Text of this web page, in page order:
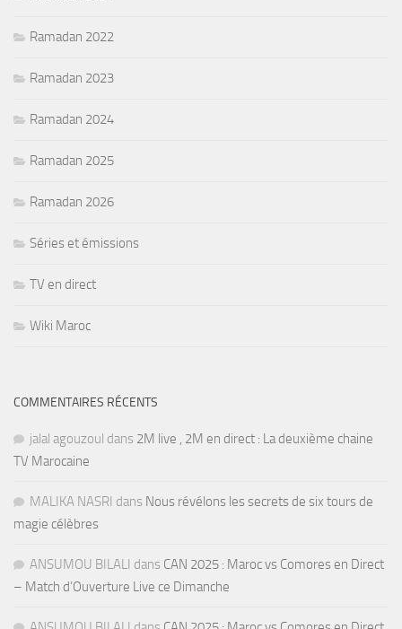
Ramadan 2022
Ramadan 2023
Ramadan 2024
Ramadan 2025
Ramadan 2026
Séries et émissions
TV en direct
Wiki Maroc
COMMENTAIRES RÉCENTS
jalal agouzoul dans 2M live , 2M en direct : La deuxième chaine
TV Marocaine
MALIKA NASRI dans Nous révélons les secrets de six tours de
magie célèbres
ANSUMOU BILALI dans CAN 2025 : Maroc vs Comores en Direct
– Match d’Ouverture Live ce Dimanche